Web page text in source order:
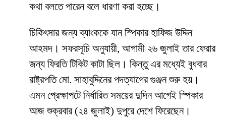
কথা বলতে পারেন বলে ধারণা করা হচ্ছে।
চিকিৎসার জন্য ব্যাংককে যান স্পিকার হাফিজ উদ্দিন
আহমদ। সফরসূচি অনুযায়ী, আগামী ২৬ জুলাই তার ফেরার
জন্য ফিরতি টিকিট কাটা ছিল। কিন্তু এর মধ্যেই বুধবার
রাষ্ট্রপতি মো. সাহাবুদ্দিনের পদত্যাগের গুঞ্জন শুরু হয়।
এমন প্রেক্ষাপটে নির্ধারিত সময়ের দুদিন আগেই স্পিকার
আজ শুক্রবার (২৪ জুলাই) দুপুরে দেশে ফিরেছেন।